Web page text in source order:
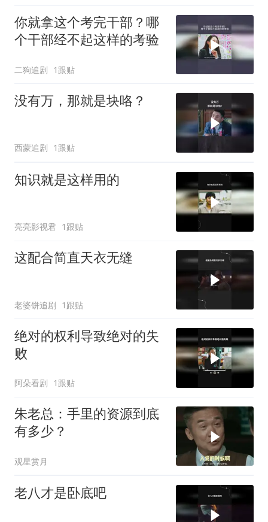
你就拿这个考完干部？哪
个干部经不起这样的考验
二狗追剧 1跟贴
没有万，那就是块咯？
西蒙追剧 1跟贴
知识就是这样用的
亮亮影视君 1跟贴
这配合简直天衣无缝
老婆饼追剧 1跟贴
绝对的权利导致绝对的失
败
阿朵看剧 1跟贴
朱老总：手里的资源到底
有多少？
观星赏月
老八才是卧底吧